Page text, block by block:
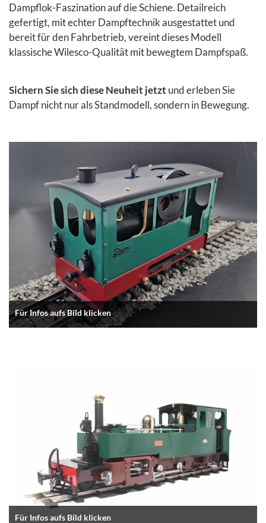
Dampflok-Faszination auf die Schiene. Detailreich
gefertigt, mit echter Dampftechnik ausgestattet und
bereit für den Fahrbetrieb, vereint dieses Modell
klassische Wilesco-Qualität mit bewegtem Dampfspaß.
Sichern Sie sich diese Neuheit jetzt und erleben Sie
Dampf nicht nur als Standmodell, sondern in Bewegung.
Für Infos aufs Bild klicken
Für Infos aufs Bild klicken